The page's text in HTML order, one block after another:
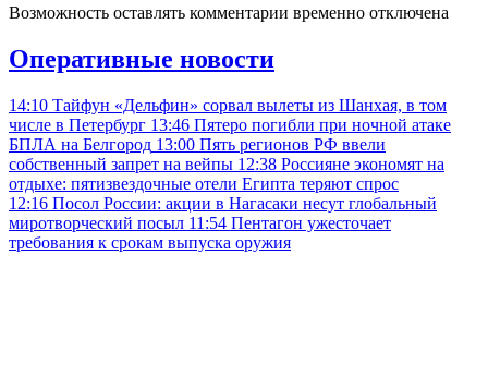
Возможность оставлять комментарии временно отключена
Оперативные новости
14:10 Тайфун «Дельфин» сорвал вылеты из Шанхая, в том
числе в Петербург 13:46 Пятеро погибли при ночной атаке
БПЛА на Белгород 13:00 Пять регионов РФ ввели
собственный запрет на вейпы 12:38 Россияне экономят на
отдыхе: пятизвездочные отели Египта теряют спрос
12:16 Посол России: акции в Нагасаки несут глобальный
миротворческий посыл 11:54 Пентагон ужесточает
требования к срокам выпуска оружия